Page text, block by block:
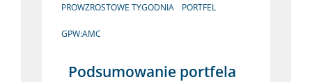
PROWZROSTOWE TYGODNIA PORTFEL
GPW:AMC
Podsumowanie portfela